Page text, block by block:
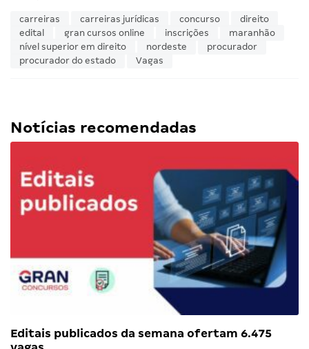
carreiras carreiras jurídicas concurso
direito
edital
gran cursos online inscrições
maranhão
nível superior em direito
nordeste
procurador
procurador do estado
Vagas
Notícias recomendadas
Editais publicados da semana ofertam 6.475